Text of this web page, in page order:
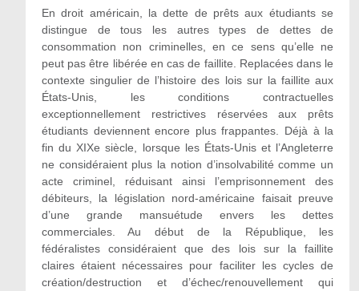
En droit américain, la dette de prêts aux étudiants se
distingue de tous les autres types de dettes de
consommation non criminelles, en ce sens qu’elle ne
peut pasêtre libérée en cas de faillite.
Replacées dans le
contexte singulier de l’histoire des lois sur la faillite aux
États-Unis, les conditions contractuelles
exceptionnellement restrictives réservées aux prêts
étudiants deviennent encore plus frappantes. Déjà à la
fin du XIXe siècle, lorsque les États-Unis et l’Angleterre
ne considéraient plus la notion d’insolvabilité comme un
acte criminel, réduisant ainsi l’emprisonnement des
débiteurs, la législation nord-américaine faisait preuve
d’une grande mansuétude envers les dettes
commerciales. Au début de la République, les
fédéralistes considéraient que des lois sur la faillite
claires étaient nécessaires pour faciliter les cycles de
création/destruction et d’échec/renouvellement qui